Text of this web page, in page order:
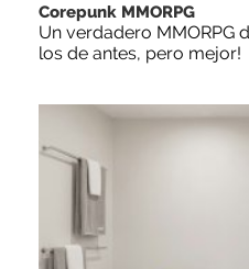
Corepunk MMORPG
Un verdadero MMORPG
los de antes, pero mejor!